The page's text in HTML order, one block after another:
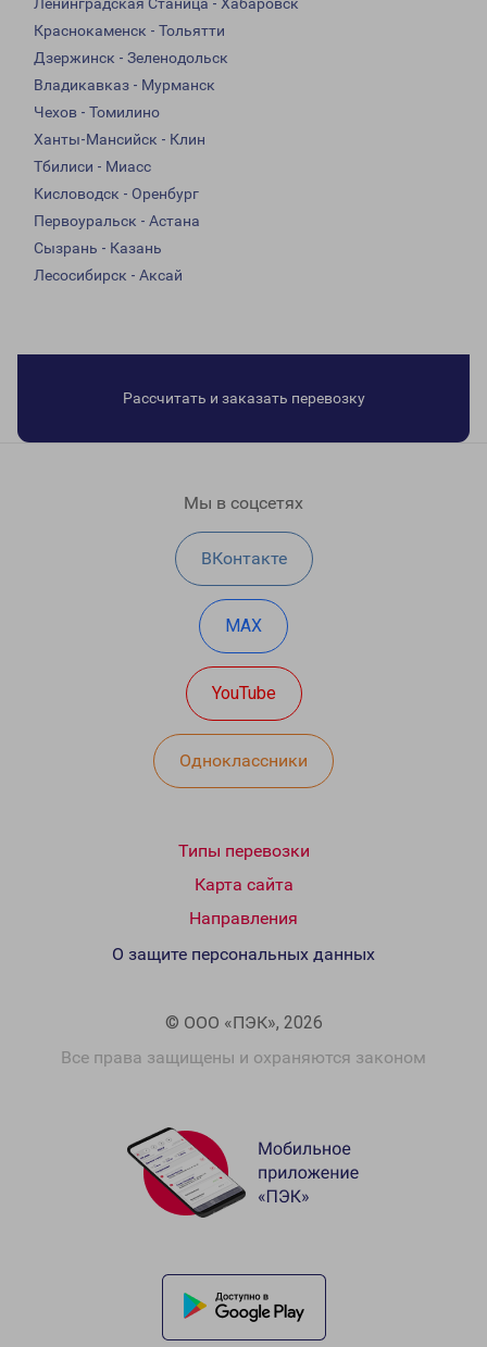
Ленинградская Станица - Хабаровск
Краснокаменск - Тольятти
Дзержинск - Зеленодольск
Владикавказ - Мурманск
Чехов - Томилино
Ханты-Мансийск - Клин
Тбилиси - Миасс
Кисловодск - Оренбург
Первоуральск - Астана
Сызрань - Казань
Лесосибирск - Аксай
Рассчитать и заказать перевозку
Мы в соцсетях
ВКонтакте
MAX
YouTube
Одноклассники
Типы перевозки
Карта сайта
Направления
© ООО «ПЭК», 2026
Все права защищены и охраняются законом
О защите персональных данных